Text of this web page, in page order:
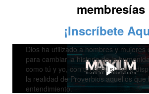
membresías
¡Inscríbete
Dios ha utilizado a hombres y mujeres
para cambiar la historia de la
como tú y yo, con un débil sí, pero
la realidad de Proverbios aquellos que
entendimiento.